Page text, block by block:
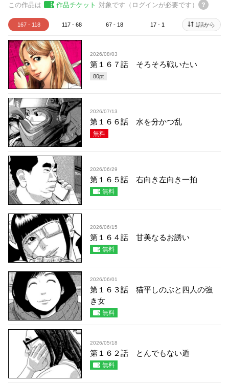
この作品は 作品チケット 対象です（ログインが必要です）
167 - 118 117 - 68 67 - 18 17 - 1 1話から
2026/08/03
第１６７話 そろそろ戦いたい
80pt
2026/07/13
第１６６話 水を分かつ乱
無料
2026/06/29
第１６５話 右向き左向き一拍
無料
2026/06/15
第１６４話 甘美なるお誘い
無料
2026/06/01
第１６３話 猫平しのぶと四人の強
き女
無料
2026/05/18
第１６２話 とんでもない遁
無料